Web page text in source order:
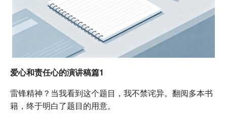
爱心和责任心的演讲稿篇1
雷锋精神？当我看到这个题目，我不禁诧异。翻阅多本书
籍，终于明白了题目的用意。